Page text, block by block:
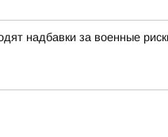
надбавки за военные